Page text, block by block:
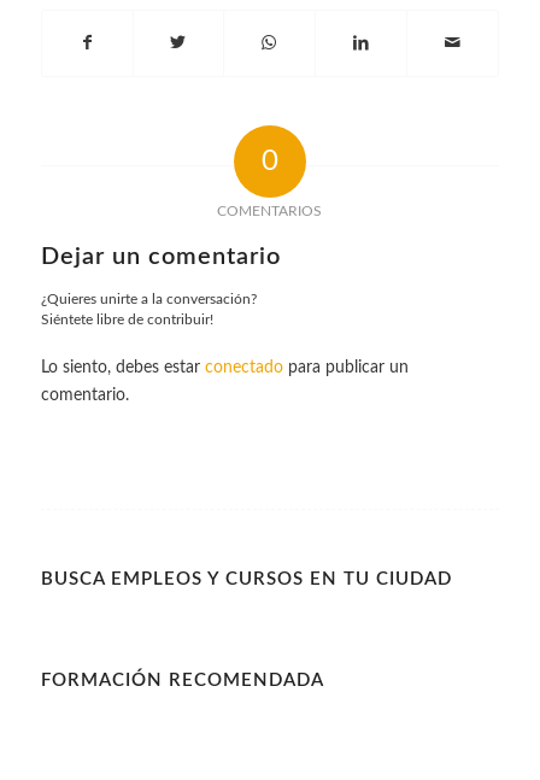
0
COMENTARIOS
Dejar un comentario
¿Quieres unirte a la conversación?
Siéntete libre de contribuir!
Lo siento, debes estar conectadopara publicar un
comentario.
BUSCA EMPLEOS Y CURSOS EN TU CIUDAD
FORMACIÓN RECOMENDADA